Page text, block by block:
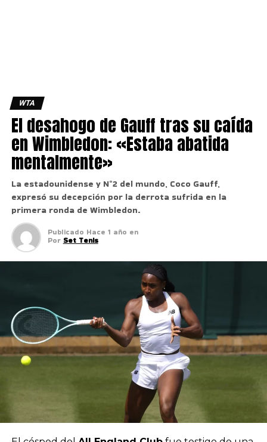
WTA
El desahogo de Gauff tras su caída
en Wimbledon: «Estaba abatida
mentalmente»
La estadounidense y N°2 del mundo, Coco Gauff,
expresó su decepción por la derrota sufrida en la
primera ronda de Wimbledon.
Publicado Hace 1 año en
Por Set Tenis